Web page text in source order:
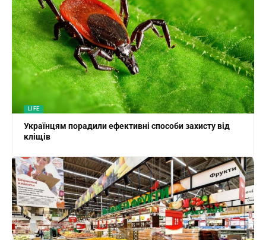
LIFE
Українцям порадили ефективні способи захисту від
кліщів